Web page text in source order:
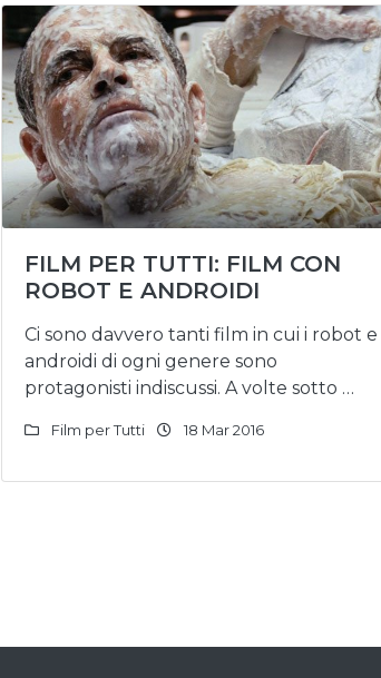
FILM PER TUTTI: FILM CON
ROBOT E ANDROIDI
Ci sono davvero tanti film in cui i robot e
androidi di ogni genere sono
protagonisti indiscussi. A volte sotto …
Film per Tutti 18 Mar 2016